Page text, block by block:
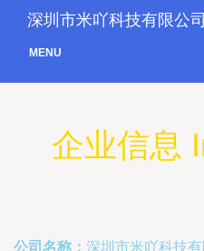
深圳市米吖科技有限公司
MENU
企业信息
公司名称： 深圳市米吖科技有